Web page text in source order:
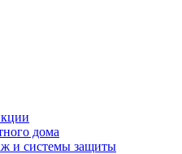
дома
и системы защиты